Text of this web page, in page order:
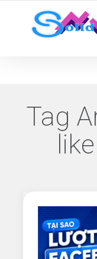
Best SMM Services
Tag